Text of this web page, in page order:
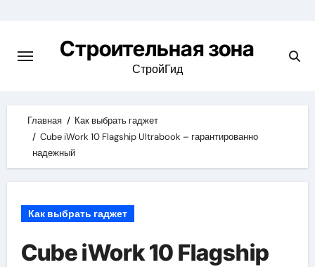
content
Строительная зона
СтройГид
Главная
Как выбрать гаджет
Cube iWork 10 Flagship Ultrabook – гарантированно
надежный
Как выбрать гаджет
Cube iWork 10 Flagship